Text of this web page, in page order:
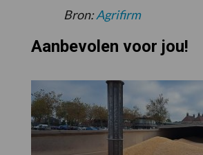
Bron:Agrifirm
Aanbevolen voor jou!